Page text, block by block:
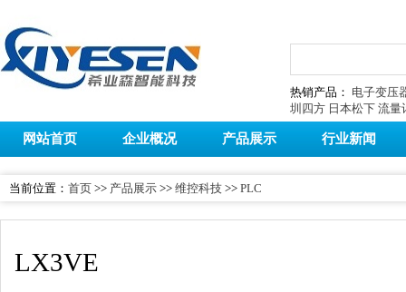
热销产品： 电子变压
圳四方 日本松下 流量
网站首页 企业概况 产品展示 行业新闻
当前位置： 首页 >> 产品展示 >> 维控科技 >> PLC
LX3VE